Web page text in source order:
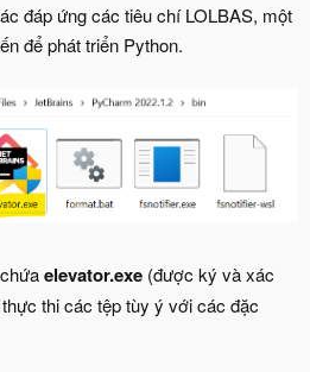
đáp ứng các tiêu chí LOLBAS, một
để phát triển Python.
elevator.exe (được ký và xác
thi các tệp tùy ý với các đặc